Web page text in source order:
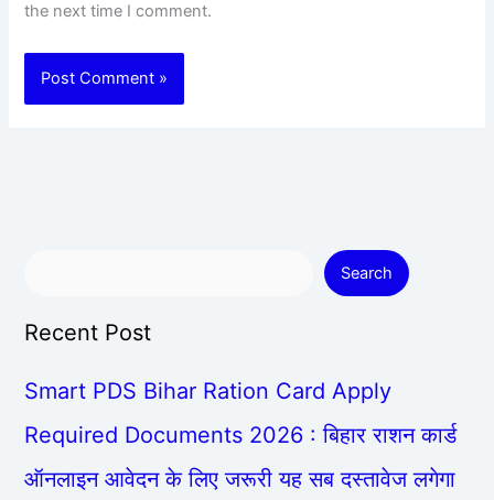
the next time I comment.
Search
Recent Post
Smart PDS Bihar Ration Card Apply
Required Documents 2026 : बिहार राशन कार्ड
ऑनलाइन आवेदन के लिए जरूरी यह सब दस्तावेज लगेगा